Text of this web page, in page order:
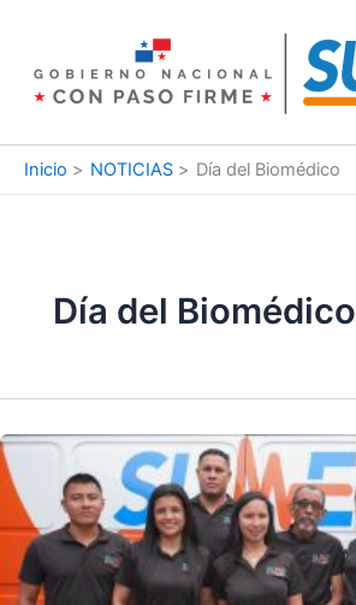
contenido
Inicio NOTICIAS Día del Biomédico
Día del Biomédico